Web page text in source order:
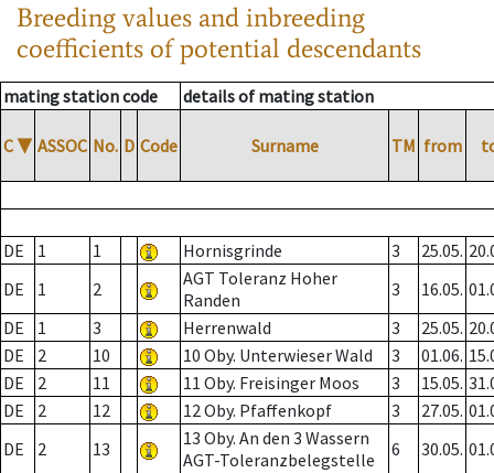
Breeding values and inbreeding
coefficients of potential descendants
mating station code details of mating station
C ▼ ASSOC No. D Code Surname TM from
DE 1 1 Hornisgrinde 3 25.05.
DE
1 2
AGT Toleranz Hoher
Randen
3 16.05.
DE
1 3 Herrenwald 3 25.05.
DE
2 10 10 Oby. Unterwieser Wald 3 01.06.
DE
2 11 11 Oby. Freisinger Moos 3 15.05.
DE
2 12 12 Oby. Pfaffenkopf 3 27.05.
DE
2 13
13 Oby. An den 3 Wassern
AGT-Toleranzbelegstelle
6 30.05.